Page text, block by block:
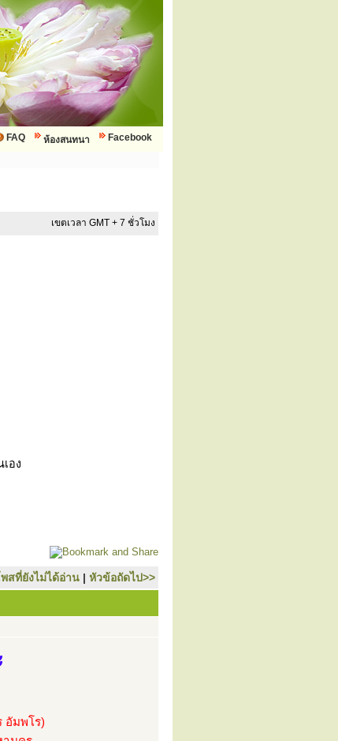
Facebook
ห้องสนทนา
FAQ
เขตเวลา GMT + 7 ชั่วโมง
อง
สที่ยังไม่ได้อ่าน | หัวข้อถัดไป>>
อัมพโร)